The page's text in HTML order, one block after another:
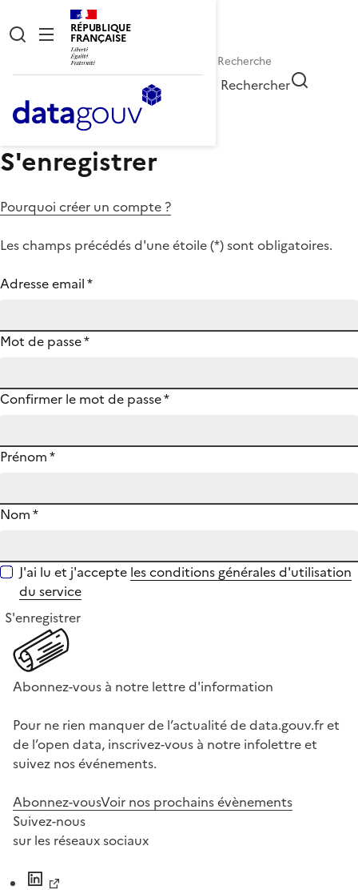
RÉPUBLIQUE
FRANÇAISE
Rechercher
S'enregistrer
Pourquoi créer un compte ?
Les champs précédés d'une étoile (*) sont obligatoires.
Adresse email*
Mot de passe*
Confirmer le mot de passe*
Prénom*
Nom*
J'ai lu et j'accepte les conditions générales d'utilisation
du service
S'enregistrer
Abonnez-vous à notre lettre d'information
Pour ne rien manquer de l’actualité de data.gouv.fr et
de l’open data, inscrivez-vous à notre infolettre et
suivez nos événements.
Abonnez-vousVoir nos prochains évènements
Suivez-nous
sur les réseaux sociaux